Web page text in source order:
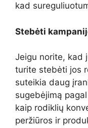
kad
Stebėti
Jeigu norite, kad
turite stebėti jos
suteikia daug
sugebėjimą
kaip rodiklių
peržiūros ir